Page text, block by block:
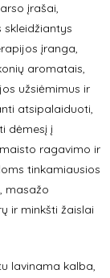
įrašai,
skleidžiantys
įranga,
aromatais,
užsiėmimus ir
atsipalaiduoti,
dėmesį į
ragavimo ir
tinkamiausios
masažo
ir minkšti žaislai
lavinama kalba,